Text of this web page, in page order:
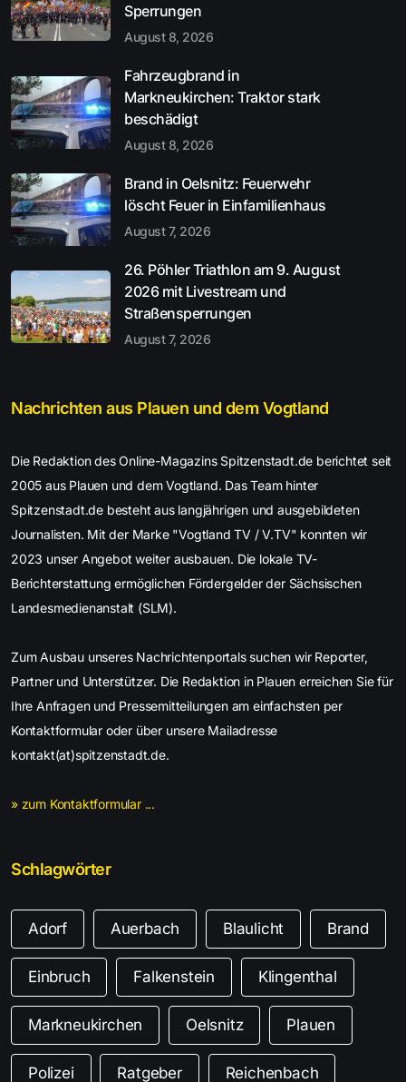
Sperrungen
August 8, 2026
Fahrzeugbrand in
Markneukirchen: Traktor stark
beschädigt
August 8, 2026
Brand in Oelsnitz: Feuerwehr
löscht Feuer in Einfamilienhaus
August 7, 2026
26. Pöhler Triathlon am 9. August
2026 mit Livestream und
Straßensperrungen
August 7, 2026
Nachrichten aus Plauen und dem Vogtland
Die Redaktion des Online-Magazins Spitzenstadt.de berichtet seit
2005 aus Plauen und dem Vogtland. Das Team hinter
Spitzenstadt.de besteht aus langjährigen und ausgebildeten
Journalisten. Mit der Marke "Vogtland TV / V.TV" konnten wir
2023 unser Angebot weiter ausbauen. Die lokale TV-
Berichterstattung ermöglichen Fördergelder der Sächsischen
Landesmedienanstalt (SLM).
Zum Ausbau unseres Nachrichtenportals suchen wir Reporter,
Partner und Unterstützer. Die Redaktion in Plauen erreichen Sie für
Ihre Anfragen und Pressemitteilungen am einfachsten per
Kontaktformular oder über unsere Mailadresse
kontakt(at)spitzenstadt.de.
» zum Kontaktformular ...
Schlagwörter
Adorf Auerbach Blaulicht Brand
Einbruch Falkenstein Klingenthal
Markneukirchen Oelsnitz Plauen
Polizei Ratgeber Reichenbach